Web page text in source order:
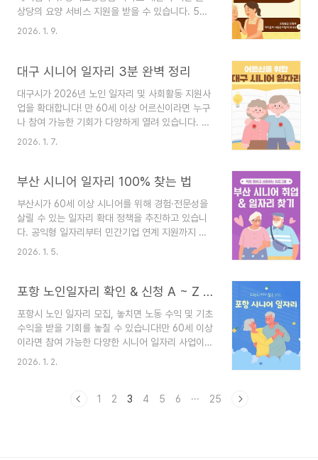
금액을 국민건강보험공단에서 지원해주는 제도입니
다. 지원 대상은 장기요양등급(1~5등급 또는 인지
양보험 수급자가 이용 가..
상당의 요양 서비스 지원을 받을 수 있습니다. 5분
만 투자해 정리한 내용으로 신청 자격부터 등급별
급 신청방법등급별 혜택 안내꼭 준비해야 할 서류장
장기요양등급이란?장기요양등급은 일상생활 수행
에 어려움이 있는 어르신에게 요양서비스를 지원하
기 위한 제도입니다.노인장기요양보험은 혼자서 거
동·식사·목욕 등 일상생활이 어렵다면,장기요양급여
되는 요양서비스 지원 제도 장기요양등급 신청..
2026. 1. 9.
대구 시니어 일자리 3분 완벽 정리
대구시가 2026년 노인 일자리 및 사회활동 지원사
업을 확대합니다! 만 60세 이상 어르신이라면 누구
나 참여 가능한 기회가 다양하게 열려 있습니다. 지
금 바로 신청 자격부터 실제 활동비·사업 유형까지
온라인 신청방법지원 혜택주의사항시니어 일자리
리란?대구시는 2026년에도 노인 일자리 및 사회활
동 지원사업을 진행합니다.이번 사업은 공공행정,
지역사회 공익활동, 커뮤니티 비즈니스, 민간취업
지원 등 4가지 유형으로 구성되며, 총 45,000명
한 활동 기회를 제공..
2026. 1. 7.
부산 시니어 일자리 100% 찾는 법
부산시가 60세 이상 시니어를 위해 경험·전문성을
살릴 수 있는 일자리 확대 정책을 추진하고 있습니
다. 공익형 일자리부터 민간기업 연계 지원까지 다
양한 기회를 통해 활동비·급여 혜택까지 받을 수 있
정리해 드립니다.신청 바로가기신청방법신청 가이
에서는 만 60세 이상 시니어를 대상으로 노인일자
리 및 사회활동 지원사업을 운영하고 있습니다. 신
청 자격과 활동비는 유형별로 다르기 때문에 정확한
기준을 확인하는 것이 중요합니다. 부산 시니어 일
인일자리여기 포털에서 가능하..
2026. 1. 5.
포항 노인일자리 확인 & 신청 A ~ Z 총정리
포항시 노인 일자리 모집, 놓치면 노동 수익 및 기초
수익을 받을 기회를 놓칠 수 있습니다!만 60세 이상
이라면 참여 가능한 다양한 시니어 일자리 사업이
운영되고 있으니 신청 방법부터 활동 혜택까지 지금
혜택주의사항유형별 지원일자리 연결 사이트포항시
2026. 1. 2.
1 2 3 4 5 6 ··· 25